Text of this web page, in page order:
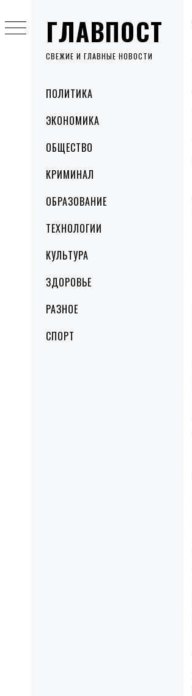
ГЛАВПОСТ
СВЕЖИЕ И ГЛАВНЫЕ НОВОСТИ
MenuПОЛИТИКА
ЭКОНОМИКА
ОБЩЕСТВО
КРИМИНАЛ
ОБРАЗОВАНИЕ
ТЕХНОЛОГИИ
КУЛЬТУРА
ЗДОРОВЬЕ
РАЗНОЕ
СПОРТ
to
content